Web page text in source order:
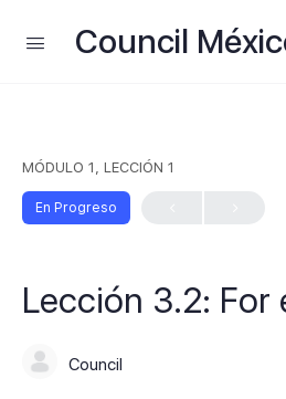
Council
MÓDULO 1, LECCIÓN 1
En Progreso
Lección 3.2: For
Council